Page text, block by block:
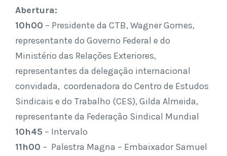
Abertura:
10h00 – Presidente da CTB, Wagner Gomes,
representante do Governo Federal e do
Ministério das Relações Exteriores,
representantes da delegação internacional
convidada, coordenadora do Centro de Estudos
Sindicais e do Trabalho (CES), Gilda Almeida,
representante da Federação Sindical Mundial
10h45 – Intervalo
11h00 – Palestra Magna – Embaixador Samuel